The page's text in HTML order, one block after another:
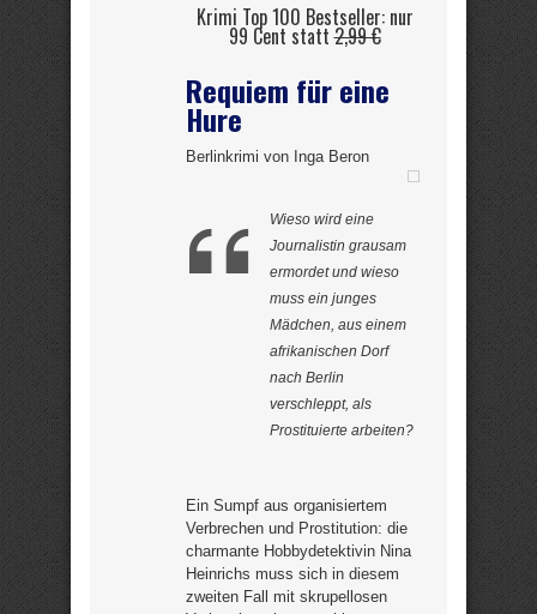
Krimi Top 100 Bestseller: nur
99 Cent statt2,99 €
Requiem für eine
Hure
Berlinkrimi von Inga Beron
Wieso wird eine
Journalistin grausam
ermordet und wieso
muss ein junges
Mädchen, aus einem
afrikanischen Dorf
nach Berlin
verschleppt, als
Prostituierte arbeiten?
Ein Sumpf aus organisiertem
Verbrechen und Prostitution: die
charmante Hobbydetektivin Nina
Heinrichs muss sich in diesem
zweiten Fall mit skrupellosen